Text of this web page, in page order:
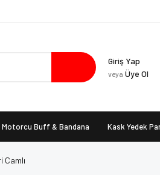
Giriş Yap
veya Üye Ol
Motorcu Buff & Bandana Kask Yedek
Camlı